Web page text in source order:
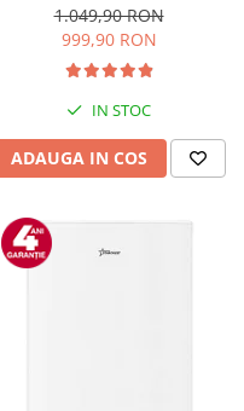
sticla, H 84.5 cm, Negru
1.049,90 RON
999,90 RON
IN STOC
ADAUGA IN COS